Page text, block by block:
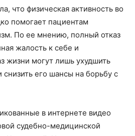
что физическая активность во
помогает пациентам
По ее мнению, полный отказ
жалость к себе и
жизни могут лишь ухудшить
снизить его шансы на борьбу с
в интернете видео
судебно-медицинской